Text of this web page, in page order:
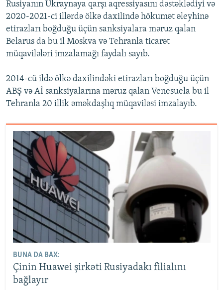
Rusiyanın Ukraynaya qarşı aqressiyasını dəstəklədiyi və
2020-2021-ci illərdə ölkə daxilində hökumət əleyhinə
etirazları boğduğu üçün sanksiyalara məruz qalan
Belarus da bu il Moskva və Tehranla ticarət
müqavilələri imzalamağı faydalı sayıb.
2014-cü ildə ölkə daxilindəki etirazları boğduğu üçün
ABŞ və Aİ sanksiyalarına məruz qalan Venesuela bu il
Tehranla 20 illik əməkdaşlıq müqaviləsi imzalayıb.
BUNA DA BAX:
Çinin Huawei şirkəti Rusiyadakı filialını
bağlayır